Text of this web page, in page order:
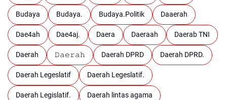
Budaya Budaya. Budaya.Politik Daaerah
Dae4ah Dae4aj. Daera Daeraah Daerab TNI
Daerah 𝙳𝚊𝚎𝚛𝚊𝚑 Daerah DPRD Daerah DPRD.
Daerah Legeslatif Daerah Legeslatif.
Daerah Legislatif. Daerah lintas agama